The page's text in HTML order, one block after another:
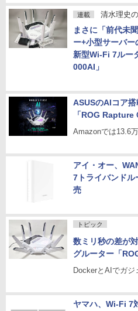
連載 清水理史
まさに「前代未
ー+小型サーバ
新型Wi-Fi 7ルー
000AI」
ASUSのAIコア
「ROG
Amazonでは13.6
アイ・オー、
7トライバンドル
売
トピック
数ミリ秒の差が
グルーター「
DockerとAIでガジ
ヤマハ、Wi-Fi 7